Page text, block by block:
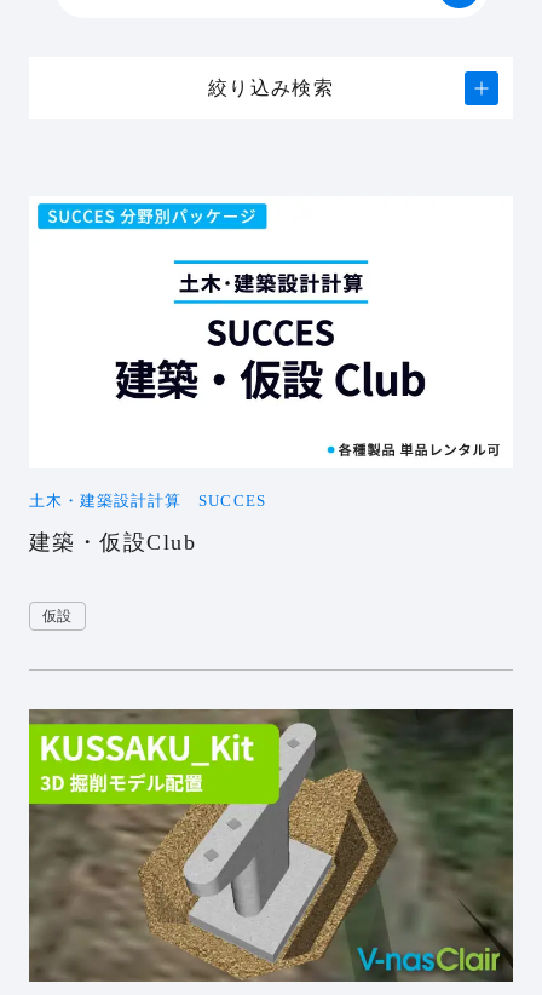
絞り込み検索
土木・建築設計計算 SUCCES
建築・仮設Club
仮設